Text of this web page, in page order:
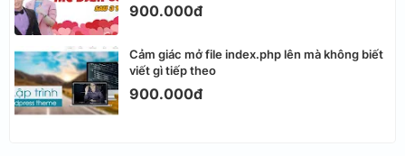
900.000đ
Cảm giác mở file index.php lên mà không biết
viết gì tiếp theo
900.000đ